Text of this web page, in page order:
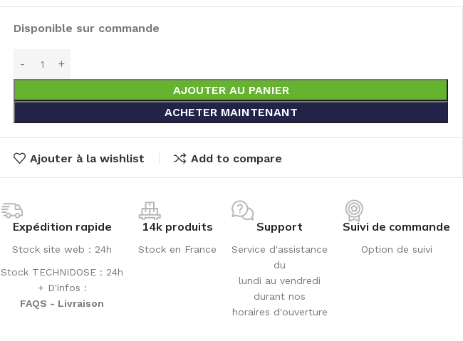
Disponible sur commande
AJOUTER AU PANIER
ACHETER MAINTENANT
Ajouter à la wishlist Add to compare
Expédition rapide
Stock site web : 24h
Stock TECHNIDOSE : 24h
+ D'infos :
FAQS - Livraison
14k produits
Stock en France
Support
Service d'assistance
du
lundi au vendredi
durant nos
horaires d'ouverture
Suivi de commande
Option de suivi